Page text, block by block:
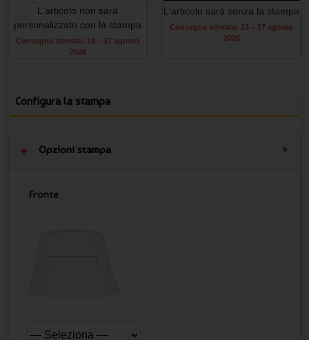
L'articolo non sarà
personalizzato con la stampa
Consegna stimata: 19 – 21 agosto
2026
L'articolo sarà senza la stampa
Consegna stimata: 13 – 17 agosto
2026
Configura la stampa
Opzioni stampa
Fronte